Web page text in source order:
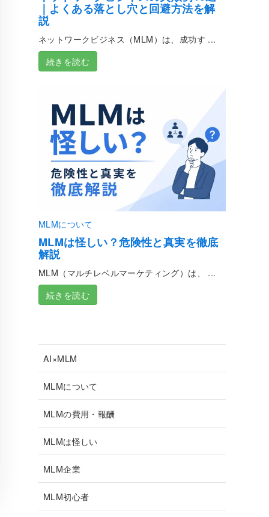
｜よくある落とし穴と回避方法を解
説
ネットワークビジネス（MLM）は、成功す ...
続きを読む
MLMについて
MLMは怪しい？危険性と真実を徹底
解説
MLM（マルチレベルマーケティング）は、 ...
続きを読む
AI×MLM
MLMについて
MLMの費用・報酬
MLMは怪しい
MLM企業
MLM初心者